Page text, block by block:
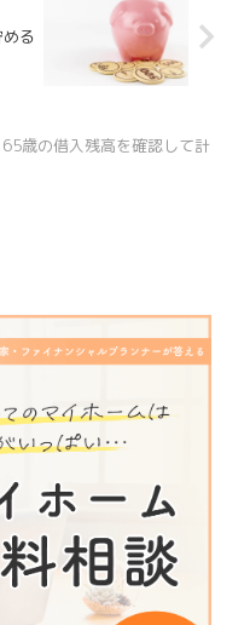
る
65歳の借入残高を確認して計